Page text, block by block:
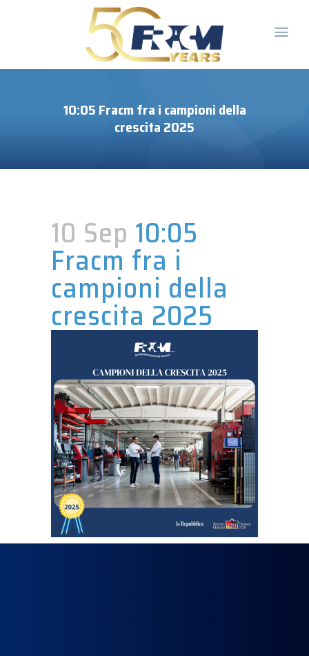
10:05 Fracm fra i campioni della
crescita 2025
10 Sep 10:05
Fracm fra i
campioni della
crescita 2025